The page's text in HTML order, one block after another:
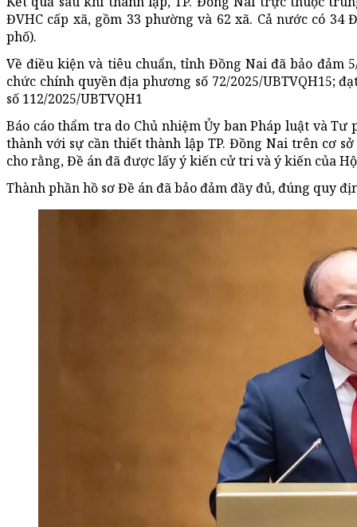
ĐVHC cấp xã, gồm 33 phường và 62 xã. Cả nước có
phố).
Về điều kiện và tiêu chuẩn, tỉnh Đồng Nai đã bảo đảm
chức chính quyền địa phương số 72/2025/UBTVQH15;
số 112/2025/UBTVQH1
Báo cáo thẩm tra do Chủ nhiệm Ủy ban Pháp luật và
thành với sự cần thiết thành lập TP. Đồng Nai trên cơ
cho rằng, Đề án đã được lấy ý kiến cử tri và ý kiến của
Thành phần hồ sơ Đề án đã bảo đảm đầy đủ, đúng quy